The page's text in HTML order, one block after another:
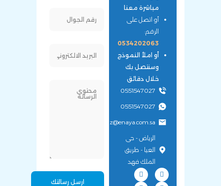
مباشرة معنا
أو اتصل على
الرقم:
0534202063
أو املأ النموذج
وسنتصل بك
خلال دقائق
0551547027
0551547027
moataz@enaya.com.sa
الرياض - حى
العيا - طريق
الملك فهد